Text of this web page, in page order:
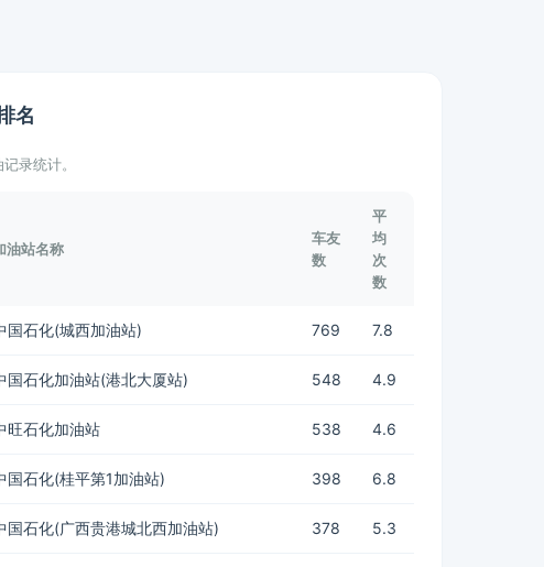
名
录统计。
油站名称
车友
数
平
均
次
数
国石化(城西加油站) 769 7.8
国石化加油站(港北大厦站) 548 4.9
旺石化加油站 538 4.6
国石化(桂平第1加油站) 398 6.8
国石化(广西贵港城北西加油站) 378 5.3